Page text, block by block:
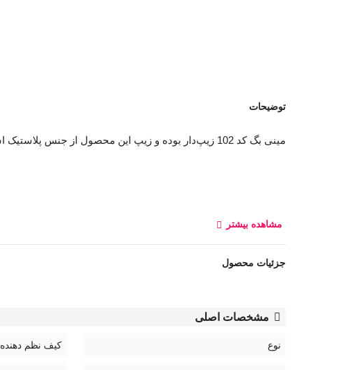
توضیحات
مینی بگ کد 102 زیپ‌دار بوده و زیپ این محصول از جنس پلاستیک است و تا نصفه کیف دوخته شده که باعث می‌شود وسایل داخل کیف بیرون نریزد.
مشاهده بیشتر
جزئیات محصول
مشخصات اصلی
نوع کیف نظم دهنده